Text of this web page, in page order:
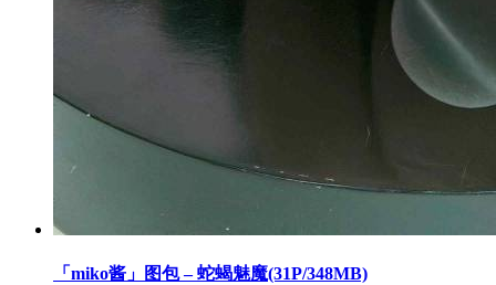
「miko酱」图包 – 蛇蝎魅魔(31P/348MB)